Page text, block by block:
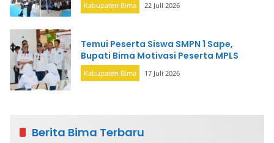
Kabupaten Bima 22 Juli 2026
Temui Peserta Siswa SMPN 1 Sape,
Bupati Bima Motivasi Peserta MPLS
Kabupaten Bima 17 Juli 2026
Berita Bima Terbaru